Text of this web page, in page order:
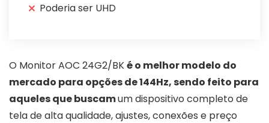
Poderia ser UHD
O Monitor AOC 24G2/BKé o melhor modelo do
mercado para opções de 144Hz, sendo feito para
aqueles que buscamum dispositivo completo de
tela de alta qualidade, ajustes, conexões e preço